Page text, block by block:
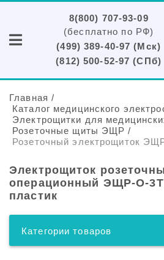
8(800) 707-93-09
(бесплатно по РФ)
(499) 389-40-97 (Мск)
(812) 500-52-97 (СПб)
Главная /
Каталог медицинского
Электрощитки для
Розеточные щиты ЭЩР /
Розеточный электрощиток
Электрощиток
операционный ЭЩР-О-
пластик
Категории товаров